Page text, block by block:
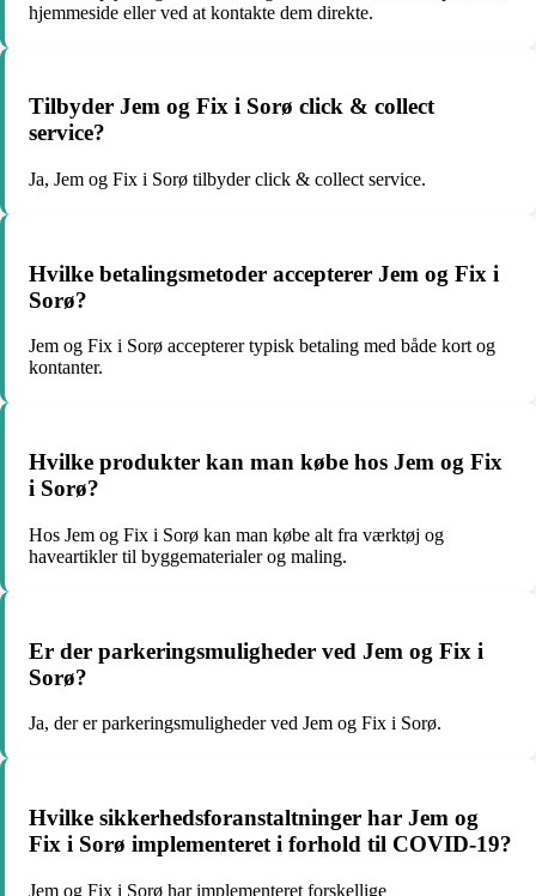
hjemmeside eller ved at kontakte dem direkte.
Tilbyder Jem og Fix i Sorø click & collect
service?
Ja, Jem og Fix i Sorø tilbyder click & collect service.
Hvilke betalingsmetoder accepterer Jem og Fix i
Sorø?
Jem og Fix i Sorø accepterer typisk betaling med både kort og
kontanter.
Hvilke produkter kan man købe hos Jem og Fix
i Sorø?
Hos Jem og Fix i Sorø kan man købe alt fra værktøj og
haveartikler til byggematerialer og maling.
Er der parkeringsmuligheder ved Jem og Fix i
Sorø?
Ja, der er parkeringsmuligheder ved Jem og Fix i Sorø.
Hvilke sikkerhedsforanstaltninger har Jem og
Fix i Sorø implementeret i forhold til COVID-19?
Jem og Fix i Sorø har implementeret forskellige